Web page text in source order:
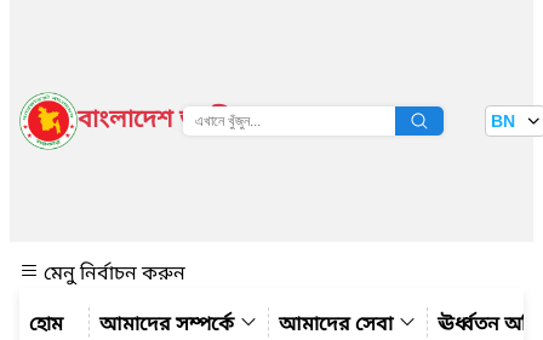
বাংলাদেশ জাতীয় তথ্য বাতায়ন BN
মেনু নির্বাচন করুন
আমাদের সম্পর্কে
আমাদের সেবা ঊর্ধ্বতন